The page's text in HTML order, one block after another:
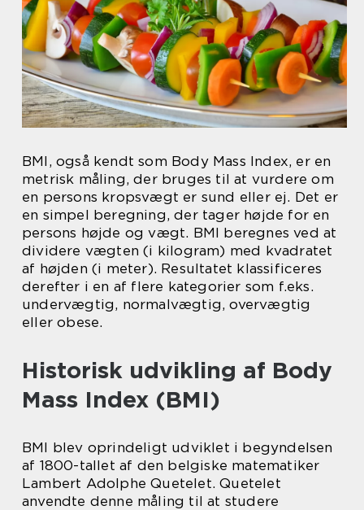
BMI, også kendt som Body Mass Index, er en
metrisk måling, der bruges til at vurdere om
en persons kropsvægt er sund eller ej. Det er
en simpel beregning, der tager højde for en
persons højde og vægt. BMI beregnes ved at
dividere vægten (i kilogram) med kvadratet
af højden (i meter). Resultatet klassificeres
derefter i en af flere kategorier som f.eks.
undervægtig, normalvægtig, overvægtig
eller obese.
Historisk udvikling af Body
Mass Index (BMI)
BMI blev oprindeligt udviklet i begyndelsen
af 1800-tallet af den belgiske matematiker
Lambert Adolphe Quetelet. Quetelet
anvendte denne måling til at studere